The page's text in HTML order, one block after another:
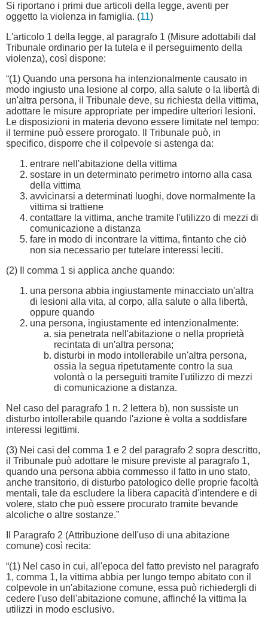
Si riportano i primi due articoli della legge, aventi per
oggetto la violenza in famiglia. (11)
L'articolo 1 della legge, al paragrafo 1 (Misure adottabili dal
Tribunale ordinario per la tutela e il perseguimento della
violenza), così dispone:
“(1) Quando una persona ha intenzionalmente causato in
modo ingiusto una lesione al corpo, alla salute o la libertà di
un'altra persona, il Tribunale deve, su richiesta della vittima,
adottare le misure appropriate per impedire ulteriori lesioni.
Le disposizioni in materia devono essere limitate nel tempo:
il termine può essere prorogato. Il Tribunale può, in
specifico, disporre che il colpevole si astenga da:
entrare nell'abitazione della vittima
sostare in un determinato perimetro intorno alla casa
della vittima
avvicinarsi a determinati luoghi, dove normalmente la
vittima si trattiene
contattare la vittima, anche tramite l'utilizzo di mezzi di
comunicazione a distanza
fare in modo di incontrare la vittima, fintanto che ciò
non sia necessario per tutelare interessi leciti.
(2) Il comma 1 si applica anche quando:
una persona abbia ingiustamente minacciato un'altra
di lesioni alla vita, al corpo, alla salute o alla libertà,
oppure quando
una persona, ingiustamente ed intenzionalmente:
sia penetrata nell'abitazione o nella proprietà
recintata di un'altra persona;
disturbi in modo intollerabile un'altra persona,
ossia la segua ripetutamente contro la sua
volontà o la perseguiti tramite l'utilizzo di mezzi
di comunicazione a distanza.
Nel caso del paragrafo 1 n. 2 lettera b), non sussiste un
disturbo intollerabile quando l'azione è volta a soddisfare
interessi legittimi.
(3) Nei casi del comma 1 e 2 del paragrafo 2 sopra descritto,
il Tribunale può adottare le misure previste al paragrafo 1,
quando una persona abbia commesso il fatto in uno stato,
anche transitorio, di disturbo patologico delle proprie facoltà
mentali, tale da escludere la libera capacità d'intendere e di
volere, stato che può essere procurato tramite bevande
alcoliche o altre sostanze.”
Il Paragrafo 2 (Attribuzione dell'uso di una abitazione
comune) così recita:
“(1) Nel caso in cui, all'epoca del fatto previsto nel paragrafo
1, comma 1, la vittima abbia per lungo tempo abitato con il
colpevole in un'abitazione comune, essa può richiedergli di
cedere l'uso dell'abitazione comune, affinché la vittima la
utilizzi in modo esclusivo.